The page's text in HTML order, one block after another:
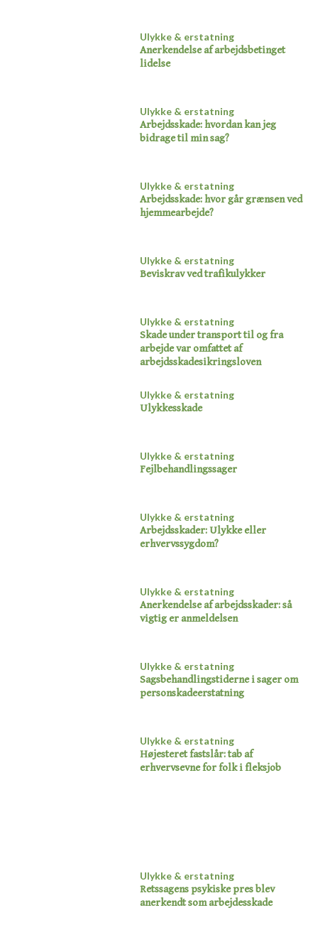
Ulykke & erstatning
Anerkendelse af arbejdsbetinget
lidelse
Ulykke & erstatning
Arbejdsskade: hvordan kan jeg
bidrage til min sag?​
Ulykke & erstatning
Arbejdsskade: hvor går grænsen ved
hjemmearbejde?​
Ulykke & erstatning
Beviskrav ved trafikulykker​
Ulykke & erstatning
Skade under transport til og fra
arbejde var omfattet​ af
arbejdsskadesikringsloven
Ulykke & erstatning​
Ulykkesskade
Ulykke & erstatning
Fejlbehandlingssager​
Ulykke & erstatning
Arbejdsskader: Ulykke eller ​
erhvervssygdom?
Ulykke & erstatning
Anerkendelse af arbejdsskader: så
vigtig er anmeldelsen
Ulykke & erstatning
Sagsbehandlingstiderne i sager om
personskadeerstatning​
Ulykke & erstatning
Højesteret fastslår: tab af
erhvervsevne for folk i fleksjob​
Ulykke & erstatning
Retssagens psykiske pres blev
anerkendt som arbejdesskade​